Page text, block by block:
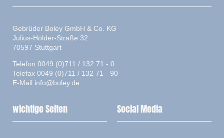
Gebrüder Boley GmbH & Co. KG
Julius-Hölder-Straße 32
70597 Stuttgart
Telefon 0049 (0)711 / 132 71 - 0
Telefax 0049 (0)711 / 132 71 - 90
E-Mail info@boley.de
wichtige Seiten Social Media